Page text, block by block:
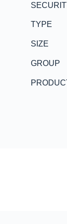
TYPE
SIZE
GROUP